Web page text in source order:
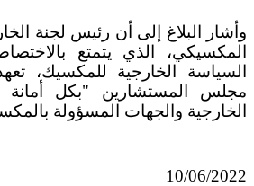
وأشار البلاغ إلى أن رئيس لجنة
المكسيكي، الذي يتمتع
السياسة الخارجية للمكسيك،
مجلس المستشارين "بكل أمانة
الخارجية والجهات المسؤولة
10/06/2022